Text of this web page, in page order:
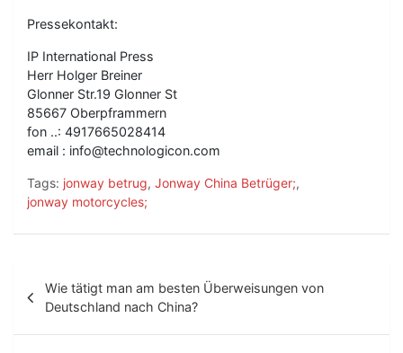
Pressekontakt:
IP International Press
Herr Holger Breiner
Glonner Str.19 Glonner St
85667 Oberpframmern
fon ..: 4917665028414
email : info@technologicon.com
Tags: jonway betrug, Jonway China Betrüger;,
jonway motorcycles;
e
i
Wie tätigt man am besten Überweisungen von
Deutschland nach China?